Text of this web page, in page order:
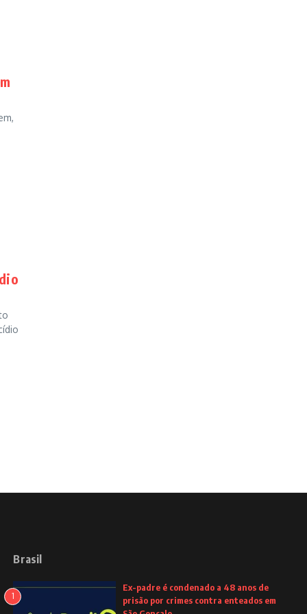
Brasil
1
Ex-padre é condenado a 48 anos de
prisão por crimes contra enteados em